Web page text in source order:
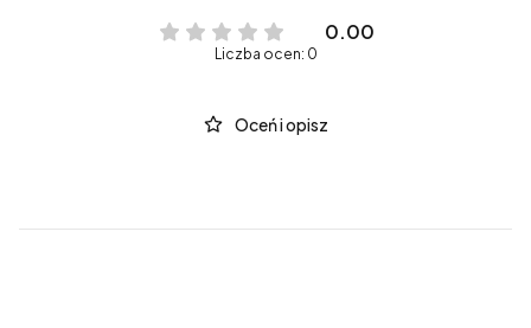
0.00
Liczba ocen: 0
Oceń i opisz